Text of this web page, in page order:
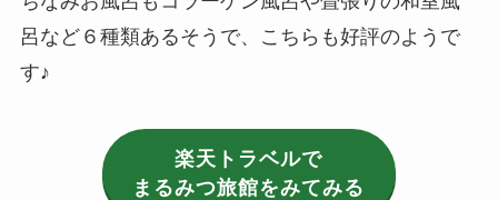
呂など６種類あるそうで、こちらも好評のようで
す♪
楽天トラベルで
まるみつ旅館をみてみる